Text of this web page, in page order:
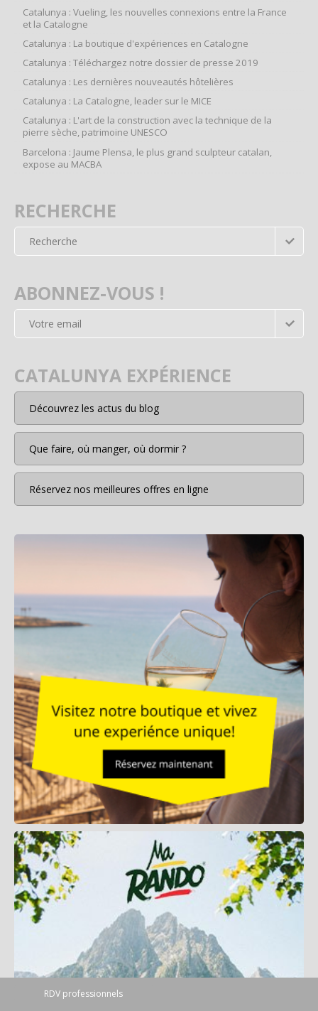
RDV professionnels
Catalunya : Vueling, les nouvelles connexions entre la France
et la Catalogne
Catalunya : La boutique d'expériences en Catalogne
Catalunya : Téléchargez notre dossier de presse 2019
Catalunya : Les dernières nouveautés hôtelières
Catalunya : La Catalogne, leader sur le MICE
Catalunya : L'art de la construction avec la technique de la
pierre sèche, patrimoine UNESCO
Barcelona : Jaume Plensa, le plus grand sculpteur catalan,
expose au MACBA
RECHERCHE
ABONNEZ-VOUS !
CATALUNYA EXPÉRIENCE
Découvrez les actus du blog
Que faire, où manger, où dormir ?
Réservez nos meilleures offres en ligne